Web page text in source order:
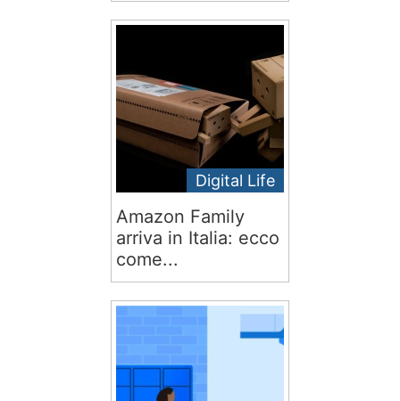
Digital Life
Amazon Family
arriva in Italia: ecco
come...